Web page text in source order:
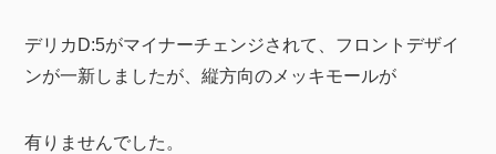
デリカD:5がマイナーチェンジされて、フロントデザイ
ンが一新しましたが、縦方向のメッキモールが
有りませんでした。